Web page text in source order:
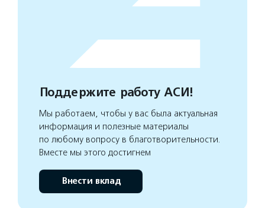
Поддержите работу АСИ!
Мы работаем, чтобы у вас была актуальная
информация и полезные материалы
по любому вопросу в благотворительности.
Вместе мы этого достигнем
Внести вклад